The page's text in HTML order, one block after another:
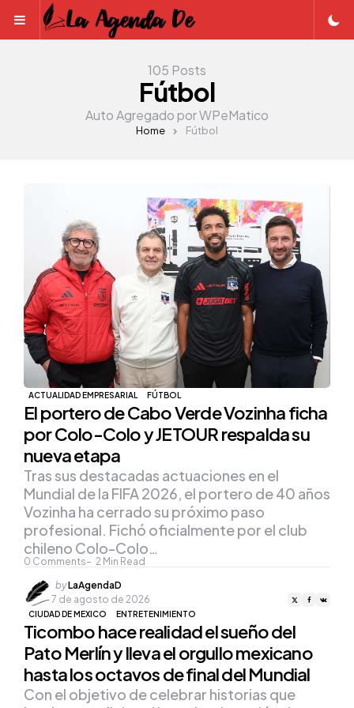
Menu
105 Posts
Fútbol
Auto Agregado por WPeMatico
Home Fútbol
ACTUALIDAD EMPRESARIAL FÚTBOL
El portero de Cabo Verde Vozinha ficha
por Colo-Colo y JETOUR respalda su
nueva etapa
0 Comments 2 Min Read
Tras sus destacadas actuaciones en el
Mundial de la FIFA 2026, el portero de 40 años
Vozinha ha cerrado su próximo paso
profesional. Fichó oficialmente por el club
chileno Colo-Colo…
Posted
by
byLaAgendaD
7 de agosto de 2026
CIUDAD DE MEXICO ENTRETENIMIENTO
Ticombo hace realidad el sueño del
Pato Merlín y lleva el orgullo mexicano
hasta los octavos de final del Mundial
Con el objetivo de celebrar historias que